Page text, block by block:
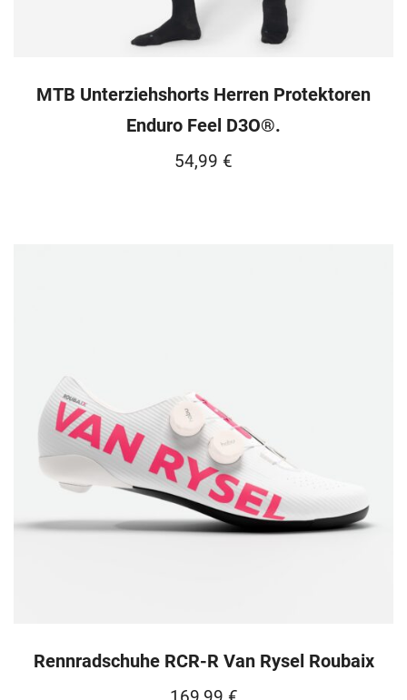
MTB Unterziehshorts Herren Protektoren
Enduro Feel D3O®.
54,99 €
Rennradschuhe RCR-R Van Rysel Roubaix